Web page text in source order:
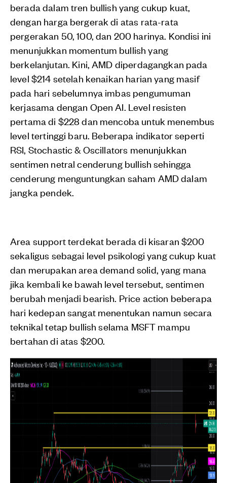
berada dalam tren bullish yang cukup kuat,
dengan harga bergerak di atas rata-rata
pergerakan 50, 100, dan 200 harinya. Kondisi ini
menunjukkan momentum bullish yang
berkelanjutan. Kini, AMD diperdagangkan pada
level $214 setelah kenaikan harian yang masif
pada hari sebelumnya imbas pengumuman
kerjasama dengan Open AI. Level resisten
pertama di $228 dan mencoba untuk menembus
level tertinggi baru. Beberapa indikator seperti
RSI, Stochastic & Oscillators menunjukkan
sentimen netral cenderung bullish sehingga
cenderung menguntungkan saham AMD dalam
jangka pendek.
Area support terdekat berada di kisaran $200
sekaligus sebagai level psikologi yang cukup kuat
dan merupakan area demand solid, yang mana
jika kembali ke bawah level tersebut, sentimen
berubah menjadi bearish. Price action beberapa
hari kedepan sangat menentukan namun secara
teknikal tetap bullish selama MSFT mampu
bertahan di atas $200.